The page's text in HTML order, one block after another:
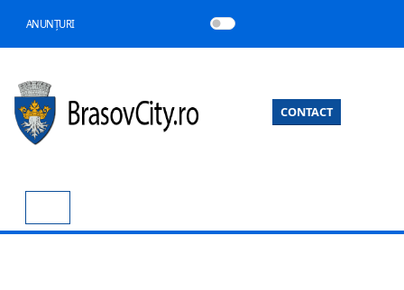
ANUNȚURI
CONTACT